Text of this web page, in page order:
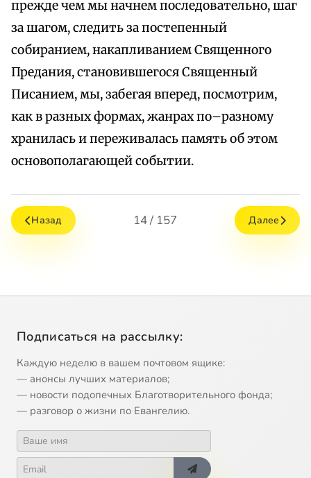
прежде чем мы начнем последовательно, шаг
за шагом, следить за постепенный
собиранием, накапливанием Священного
Предания, становившегося Священный
Писанием, мы, забегая вперед, посмотрим,
как в разных формах, жанрах по–разному
хранилась и переживалась память об этом
основополагающей событии.
Назад 14 / 157 Далее
Подписаться на рассылку:
Каждую неделю в вашем почтовом ящике:
— анонсы лучших материалов;
— новости подопечных Благотворительного фонда;
— разговор о жизни по Евангелию.